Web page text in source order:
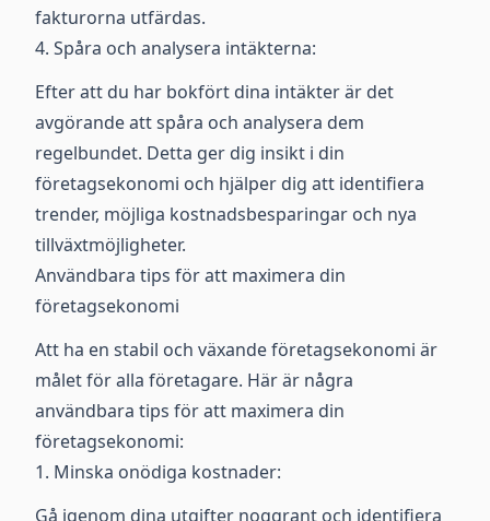
fakturorna utfärdas.
4. Spåra och analysera intäkterna:
Efter att du har bokfört dina intäkter är det
avgörande att spåra och analysera dem
regelbundet. Detta ger dig insikt i din
företagsekonomi och hjälper dig att identifiera
trender, möjliga kostnadsbesparingar och nya
tillväxtmöjligheter.
Användbara tips för att maximera din
företagsekonomi
Att ha en stabil och växande företagsekonomi är
målet för alla företagare. Här är några
användbara tips för att maximera din
företagsekonomi:
1. Minska onödiga kostnader:
Gå igenom dina utgifter noggrant och identifiera